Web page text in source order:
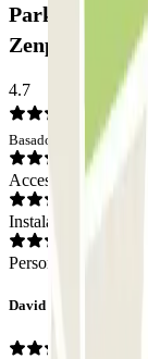
Parking Q7
Zenpark:
4.7
Basado en 2 opiniones
Acceso
Instalaciones
Personal
David